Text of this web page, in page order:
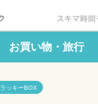
お買い物・旅行
ラッキーBOX